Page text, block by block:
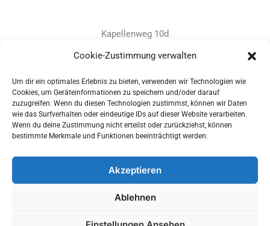
Cookie-Zustimmung verwalten
Um dir ein optimales Erlebnis zu bieten, verwenden wir Technologien wie
Cookies, um Geräteinformationen zu speichern und/oder darauf
zuzugreifen. Wenn du diesen Technologien zustimmst, können wir Daten
wie das Surfverhalten oder eindeutige IDs auf dieser Website verarbeiten.
Wenn du deine Zustimmung nicht erteilst oder zurückziehst, können
bestimmte Merkmale und Funktionen beeinträchtigt werden.
Akzeptieren
Ablehnen
Kapellenweg 10d
D-94575 Windorf
+49 - (0)8546 - 97 39 0
info@provitec.de
www.provitec.com
Copyright © 2026 PROVITEC Trinkwassersysteme e.K | Alle
Rechte vorbehalten |Impressum